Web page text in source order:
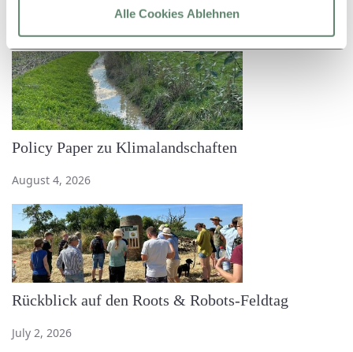
Alle Cookies Ablehnen
Policy Paper zu Klimalandschaften
August 4, 2026
Rückblick auf den Roots & Robots-Feldtag
July 2, 2026